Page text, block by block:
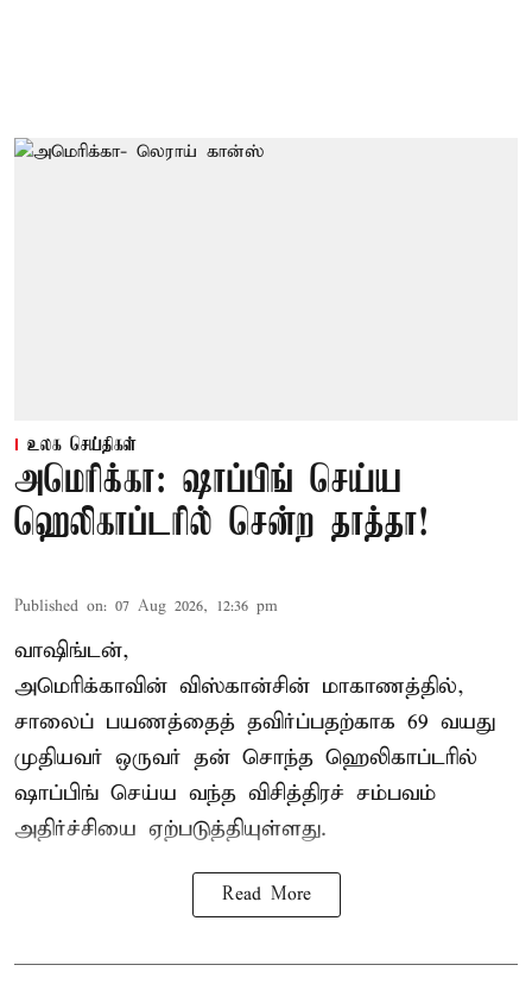
உலக செய்திகள்
அமெரிக்கா: ஷாப்பிங் செய்ய
ஹெலிகாப்டரில் சென்ற தாத்தா!
Published on: 07 Aug 2026, 12:36 pm
வாஷிங்டன்,
அமெரிக்காவின் விஸ்கான்சின் மாகாணத்தில்,
சாலைப் பயணத்தைத் தவிர்ப்பதற்காக 69 வயது
முதியவர் ஒருவர் தன் சொந்த ஹெலிகாப்டரில்
ஷாப்பிங் செய்ய வந்த விசித்திரச் சம்பவம்
அதிர்ச்சியை ஏற்படுத்தியுள்ளது.
Read More